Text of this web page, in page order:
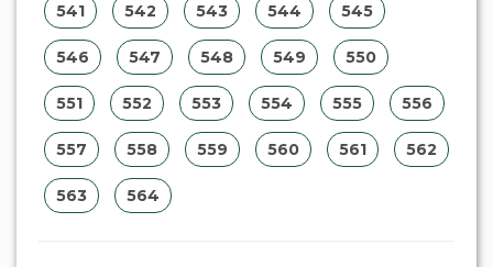
541 542 543 544 545
546 547 548 549 550
551 552 553 554 555 556
557 558 559 560 561 562
563 564